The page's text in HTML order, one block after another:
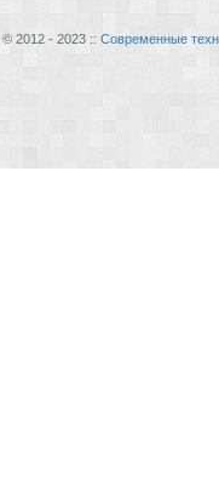
© 2012 - 2023 :: Современные